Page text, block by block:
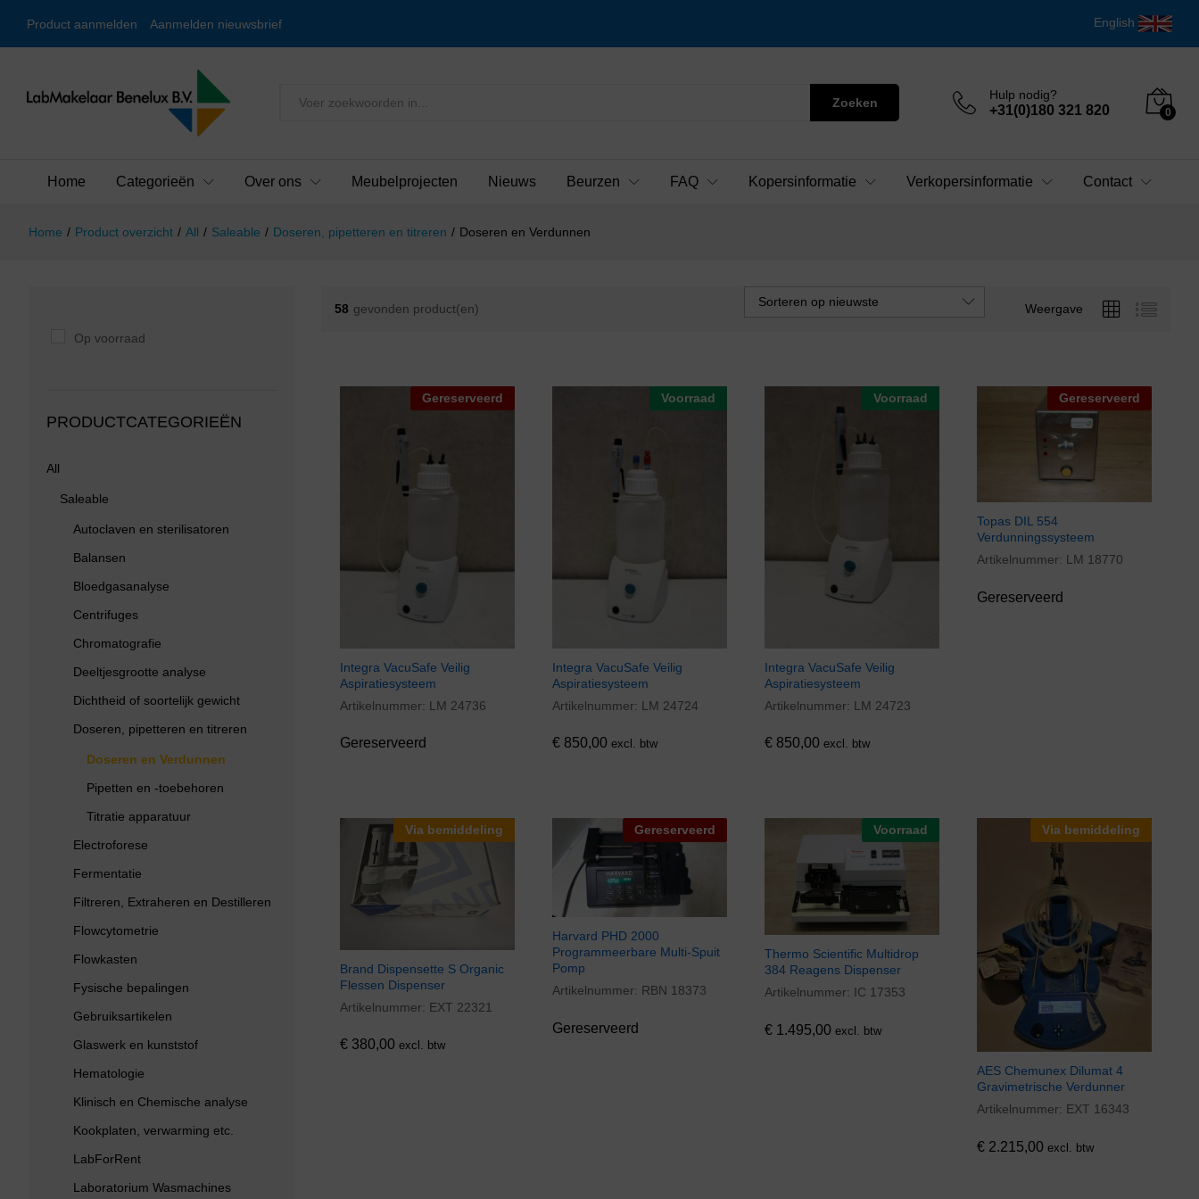
Product aanmelden Aanmelden nieuwsbrief English
Alles Zoeken
Hulp nodig?
+31(0)180 321 820 0
Home Categorieën Over ons Meubelprojecten Nieuws Beurzen FAQ Kopersinformatie Verkopersinformatie Contact
Home / Product overzicht / All / Saleable / Doseren, pipetteren en titreren / Doseren en Verdunnen
58 gevonden product(en) Weergave
Sorteren op nieuwste
Gereserveerd
Integra VacuSafe Veilig
Aspiratiesysteem
Artikelnummer: LM 24736
Gereserveerd
Voorraad
Integra VacuSafe Veilig
Aspiratiesysteem
Artikelnummer: LM 24724
€850,00 excl. btw
€850,00
Voorraad
Integra VacuSafe Veilig
Aspiratiesysteem
Artikelnummer: LM 24723
€850,00 excl. btw
€850,00
Gereserveerd
Topas DIL 554
Verdunningssysteem
Artikelnummer: LM 18770
Gereserveerd
Via bemiddeling
Brand Dispensette S Organic
Flessen Dispenser
Artikelnummer: EXT 22321
€380,00 excl. btw
€380,00
Gereserveerd
Harvard PHD 2000
Programmeerbare Multi-Spuit
Pomp
Artikelnummer: RBN 18373
Gereserveerd
Voorraad
Thermo Scientific Multidrop
384 Reagens Dispenser
Artikelnummer: IC 17353
€1.495,00 excl. btw
€1.495,00
Via bemiddeling
AES Chemunex Dilumat 4
Gravimetrische Verdunner
Artikelnummer: EXT 16343
€2.215,00 excl. btw
€2.215,00
Op voorraad
PRODUCTCATEGORIEËN
All
Saleable
Autoclaven en sterilisatoren
Balansen
Bloedgasanalyse
Centrifuges
Chromatografie
Deeltjesgrootte analyse
Dichtheid of soortelijk gewicht
Doseren, pipetteren en titreren
Doseren en Verdunnen
Pipetten en -toebehoren
Titratie apparatuur
Electroforese
Fermentatie
Filtreren, Extraheren en Destilleren
Flowcytometrie
Flowkasten
Fysische bepalingen
Gebruiksartikelen
Glaswerk en kunststof
Hematologie
Klinisch en Chemische analyse
Kookplaten, verwarming etc.
LabForRent
Laboratorium Wasmachines